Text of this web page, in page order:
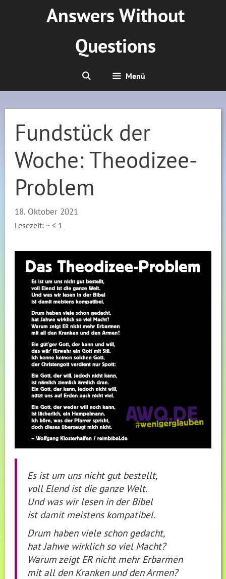
Answers Without
Questions
Menü
Fundstück der
Woche: Theodizee-
Problem
18. Oktober 2021
Lesezeit: ~< 1
Es ist um uns nicht gut bestellt,
voll Elend ist die ganze Welt.
Und was wir lesen in der Bibel
ist damit meistens kompatibel.
Drum haben viele schon gedacht,
hat Jahwe wirklich so viel Macht?
Warum zeigt ER nicht mehr Erbarmen
mit all den Kranken und den Armen?